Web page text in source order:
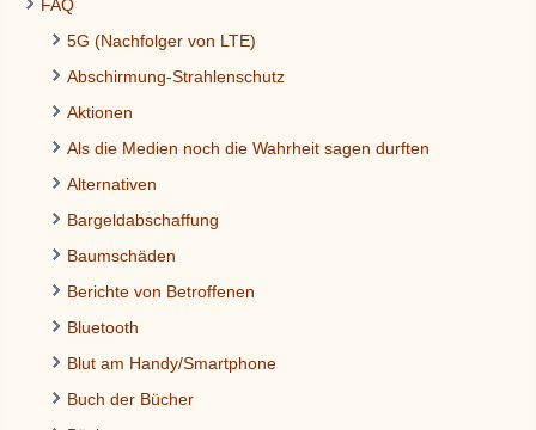
FAQ
5G (Nachfolger von LTE)
Abschirmung-Strahlenschutz
Aktionen
Als die Medien noch die Wahrheit sagen durften
Alternativen
Bargeldabschaffung
Baumschäden
Berichte von Betroffenen
Bluetooth
Blut am Handy/Smartphone
Buch der Bücher